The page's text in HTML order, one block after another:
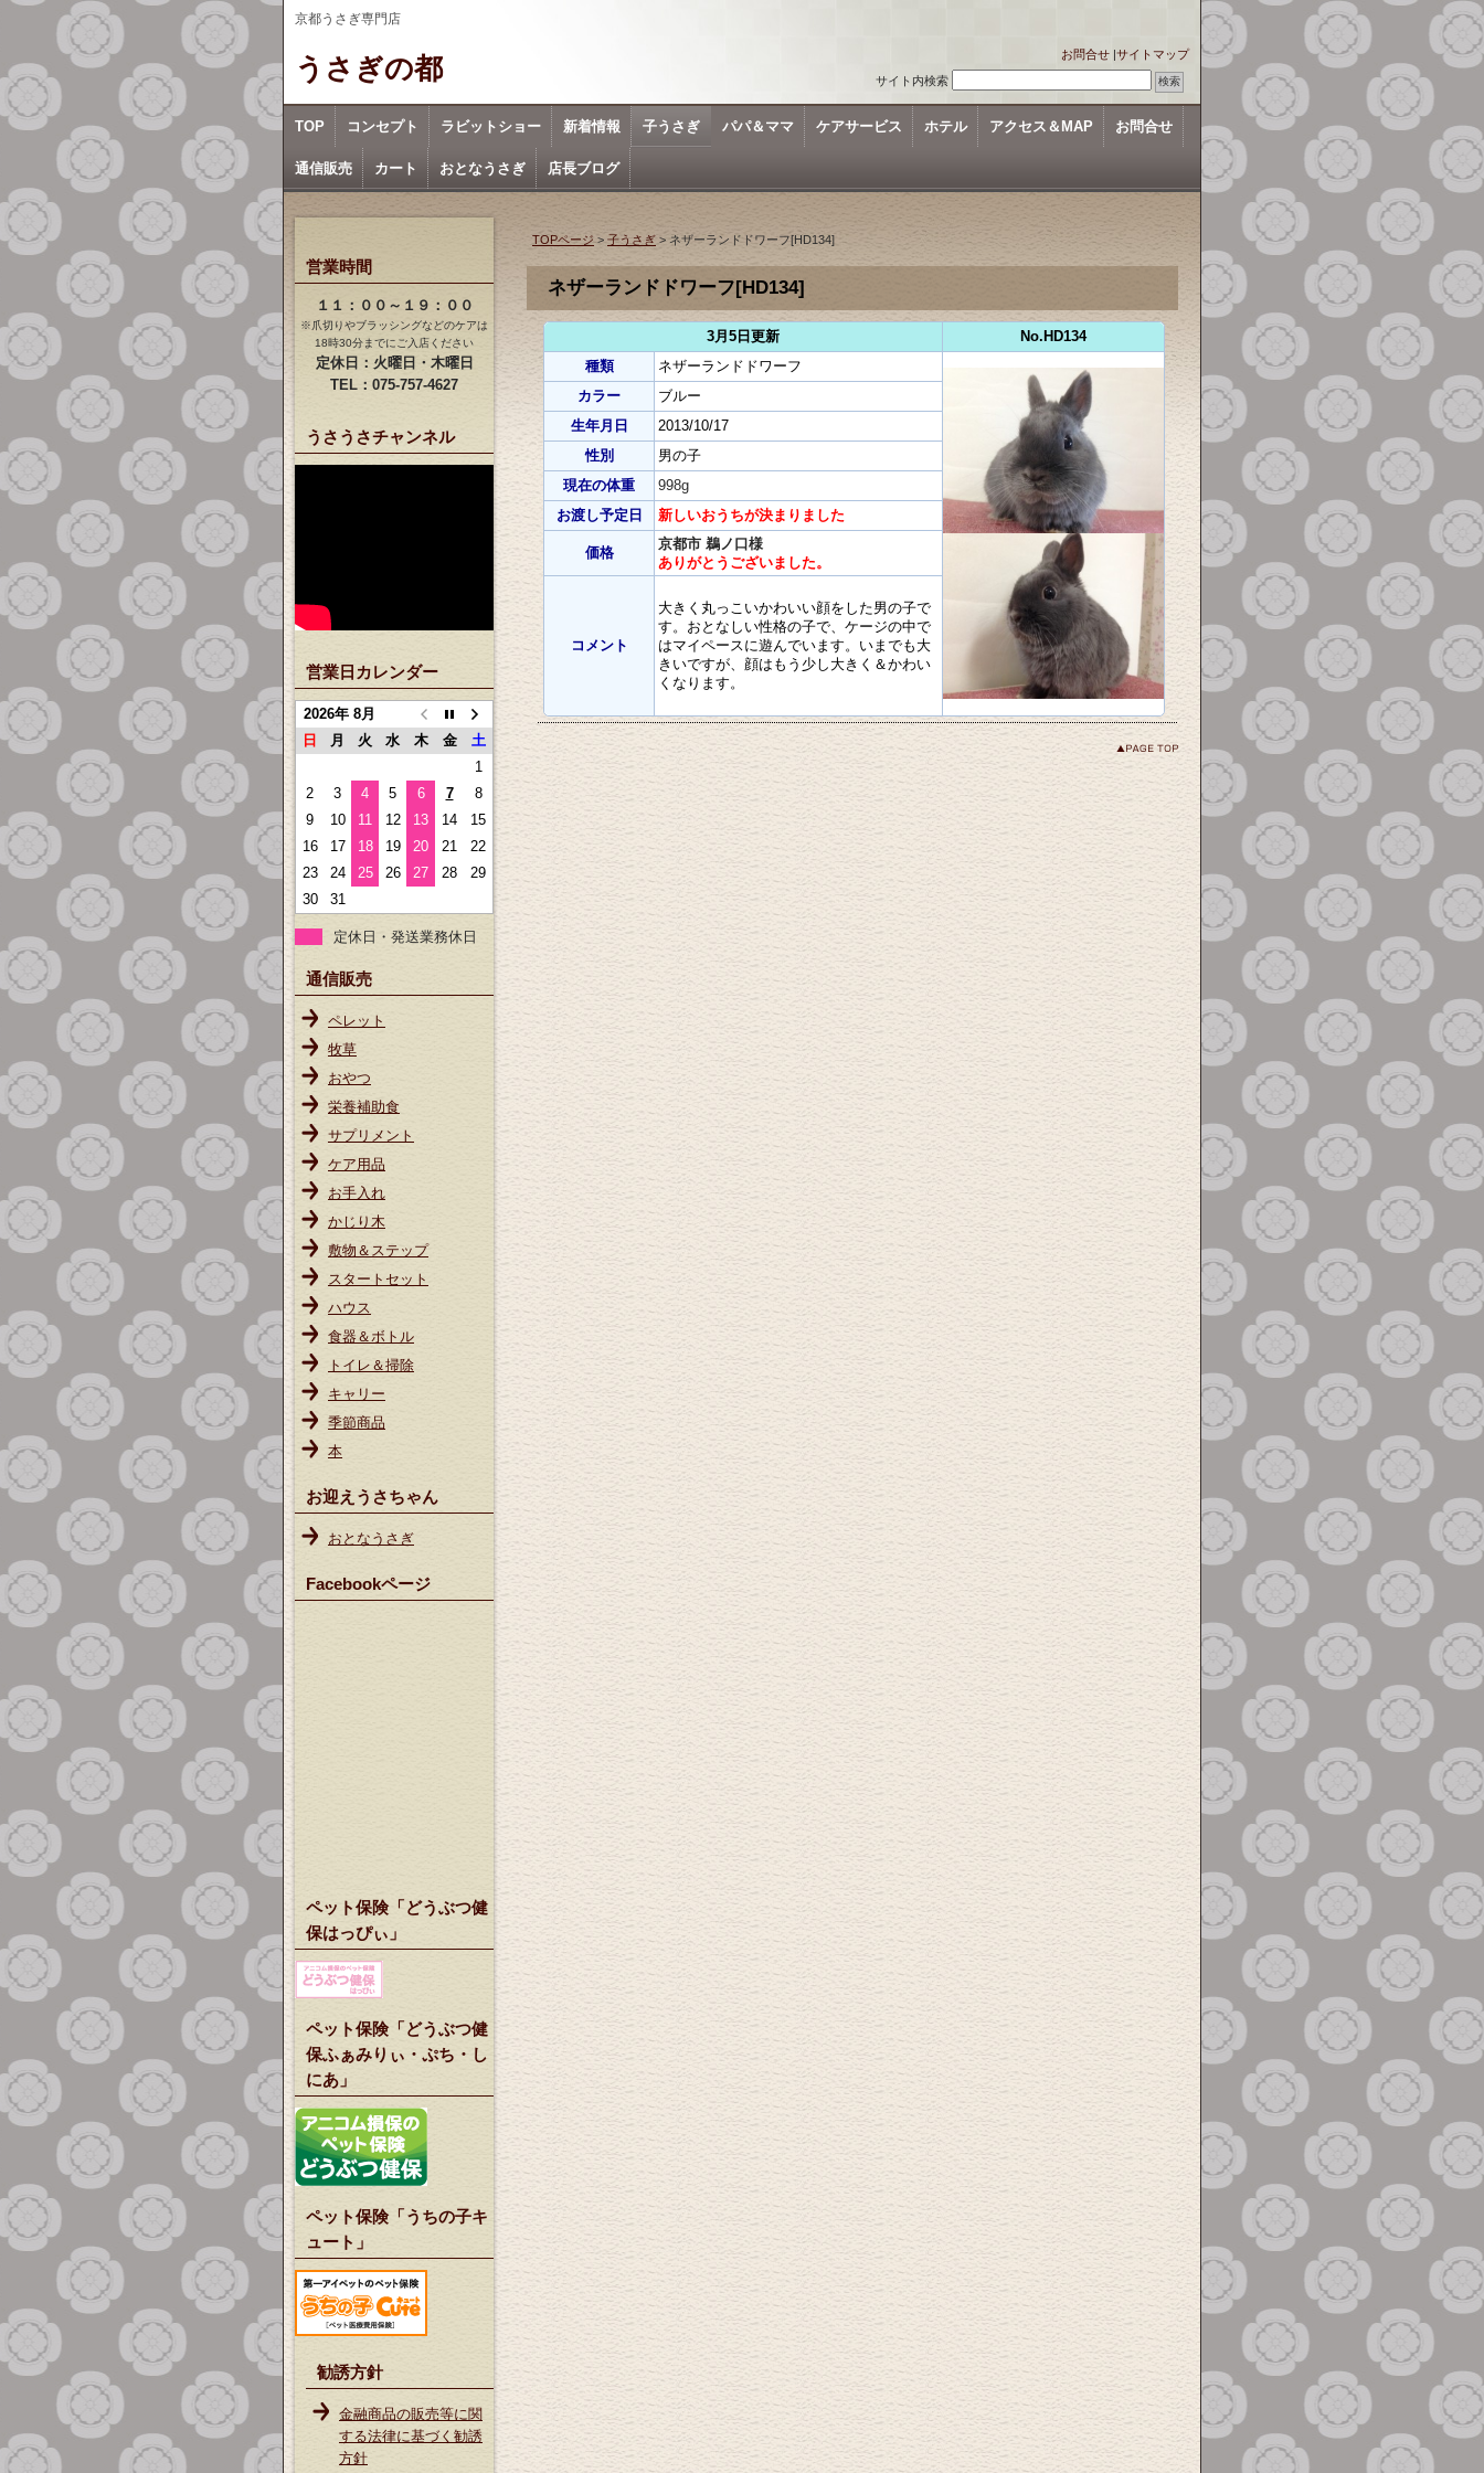
京都うさぎ専門店
うさぎの都 お問合せ |サイトマップ
サイト内検索
TOP コンセプト ラビットショー 新着情報 子うさぎ パパ＆ママ ケアサービス ホテル アクセス＆MAP お問合せ
通信販売 カート おとなうさぎ 店長ブログ
TOPページ> 子うさぎ > ネザーランドドワーフ[HD134]
ネザーランドドワーフ[HD134]
3月5日更新
No.HD134
種類
ネザーランドドワーフ
カラー
ブルー
生年月日
2013/10/17
性別
男の子
現在の体重
998g
お渡し予定日
新しいおうちが決まりました
価格
京都市 鵜ノ口様
ありがとうございました。
コメント
大きく丸っこいかわいい顔をした男の子で
す。おとなしい性格の子で、ケージの中で
はマイペースに遊んでいます。いまでも大
きいですが、顔はもう少し大きく＆かわい
くなります。
営業時間
１１：００～１９：００
※爪切りやブラッシングなどのケアは
18時30分までにご入店ください
定休日：火曜日・木曜日
TEL：075-757-4627
うさうさチャンネル
営業日カレンダー
2026年 8月
日
月 火 水 木 金
土
1
2
3 4 5 6 7
8
9
10 11 12 13 14
15
16
17 18 19 20 21
22
23
24 25 26 27 28
29
30
31
定休日・発送業務休日
通信販売
ペレット
牧草
おやつ
栄養補助食
サプリメント
ケア用品
お手入れ
かじり木
敷物＆ステップ
スタートセット
ハウス
食器＆ボトル
トイレ＆掃除
キャリー
季節商品
本
お迎えうさちゃん
おとなうさぎ
Facebookページ
ペット保険「どうぶつ健
保はっぴぃ」
ペット保険「どうぶつ健
保ふぁみりぃ・ぷち・し
にあ」
ペット保険「うちの子キ
ュート」
勧誘方針
金融商品の販売等に関
する法律に基づく勧誘
方針